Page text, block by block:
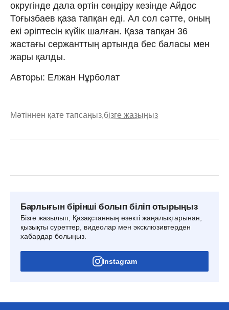
округінде дала өртін сөндіру кезінде Айдос
Тоғызбаев қаза тапқан еді. Ал сол сәтте, оның
екі әріптесін күйік шалған. Қаза тапқан 36
жастағы сержанттың артында бес баласы мен
жары қалды.
Авторы: Елжан Нұрболат
Мәтіннен қате тапсаңыз,бізге жазыңыз
Барлығын бірінші болып біліп отырыңыз
Бізге жазылып, Қазақстанның өзекті жаңалықтарынан,
қызықты суреттер, видеолар мен эксклюзивтерден
хабардар болыңыз.
Instagram